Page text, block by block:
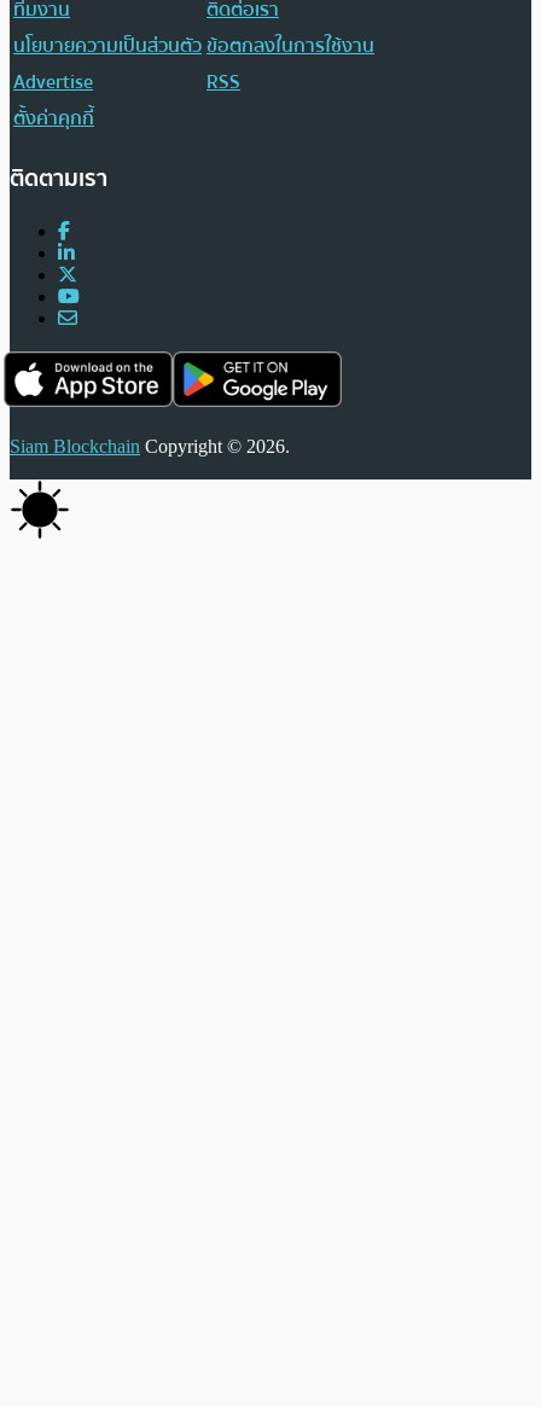
ทีมงาน
ติดต่อเรา
นโยบายความเป็นส่วนตัวข้อตกลงในการใช้งาน
Advertise
RSS
ตั้งค่าคุกกี้
ติดตามเรา
Siam Blockchain Copyright © 2026.